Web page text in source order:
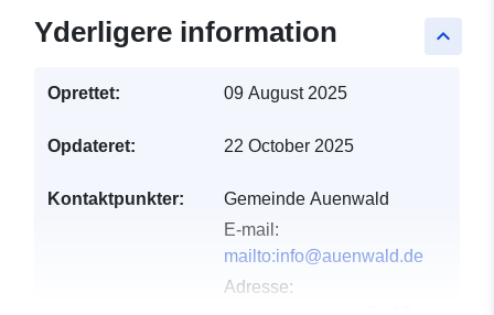
keyboard_arrow_up
Yderligere information
Oprettet: 09 August 2025
Opdateret: 22 October 2025
Kontaktpunkter:
Gemeinde Auenwald
E-mail:
mailto:info@auenwald.de
Adresse: